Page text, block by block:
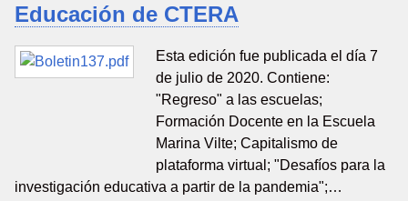
Educación de CTERA
Esta edición fue publicada el día 7
de julio de 2020. Contiene:
"Regreso" a las escuelas;
Formación Docente en la Escuela
Marina Vilte; Capitalismo de
plataforma virtual; "Desafíos para la
investigación educativa a partir de la pandemia";…